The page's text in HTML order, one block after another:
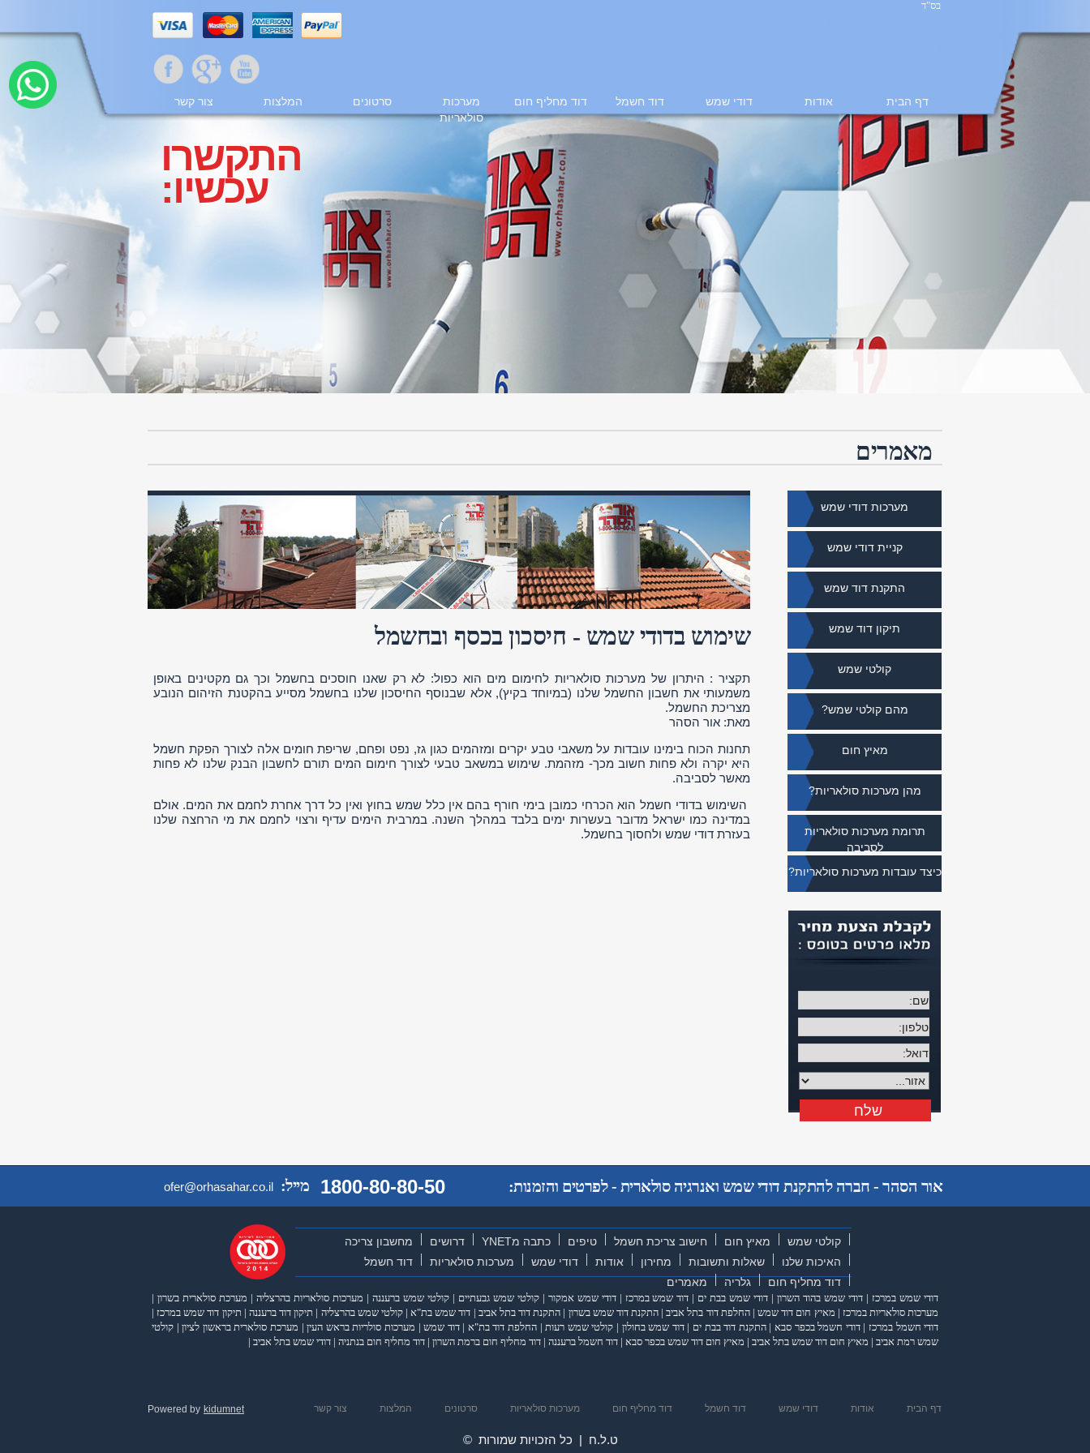
דף הבית אודות דודי שמש דוד חשמל דוד מחליף חום
מערכות
סולאריות
סרטונים המלצות צור קשר
בס"ד
התקשרו
עכשיו:
מאמרים
מהן מערכות סולאריות?
תרומת מערכות סולאריות
לסביבה
כיצד עובדות מערכות סולאריות?
שלח
מערכות דודי שמש
קניית דודי שמש
התקנת דוד שמש
תיקון דוד שמש
קולטי שמש
מהם קולטי שמש?
מאיץ חום
שימוש בדודי שמש - חיסכון בכסף ובחשמל
תקציר : היתרון של מערכות סולאריות לחימום מים הוא כפול: לא רק שאנו חוסכים בחשמל וכך גם מקטינים באופן
משמעותי את חשבון החשמל שלנו (במיוחד בקיץ), אלא שבנוסף החיסכון שלנו בחשמל מסייע בהקטנת הזיהום הנובע
מצריכת החשמל.
מאת: אור הסהר
תחנות הכוח בימינו עובדות על משאבי טבע יקרים ומזהמים כגון גז, נפט ופחם, שריפת חומים אלה לצורך הפקת חשמל
היא יקרה ולא פחות חשוב מכך- מזהמת. שימוש במשאב טבעי לצורך חימום המים תורם לחשבון הבנק שלנו לא פחות
מאשר לסביבה.
השימוש בדודי חשמל הוא הכרחי כמובן בימי חורף בהם אין כלל שמש בחוץ ואין כל דרך אחרת לחמם את המים. אולם
במדינה כמו ישראל מדובר בעשרות ימים בלבד במהלך השנה. במרבית הימים עדיף ורצוי לחמם את מי הרחצה שלנו
בעזרת דודי שמש ולחסוך בחשמל.
שלח
Powered by kidumnet דף הבית אודות דודי שמש דוד חשמל דוד מחליף חום מערכות סולאריות סרטונים המלצות צור קשר
דודי שמש במרכז| דודי שמש בהוד השרון| דודי שמש בבת ים | דוד שמש במרכז |דודי שמש אמקור |קולטי שמש גבעתיים |קולטי שמש ברעננה | מערכות סולאריות בהרצליה | מערכת סולארית בשרון |
מערכות סולאריות במרכז | מאיץ חום דוד שמש|החלפת דוד בתל אביב| התקנת דוד שמש בשרון | התקנת דוד בתל אביב | דוד שמש בת"א|קולטי שמש בהרצליה | תיקון דוד ברעננה | תיקון דוד שמש במרכז|
דודי חשמל במרכז |דודי חשמל בכפר סבא |התקנת דוד בבת ים |דוד שמש בחולון | קולטי שמש רעות| החלפת דוד בת"א |דוד שמש| מערכות סולריות בראש העין| מערכת סולארית בראשון לציון| קולטי
שמש רמת אביב | מאיץ חום דוד שמש בתל אביב | מאיץ חום דוד שמש בכפר סבא | דוד חשמל ברעננה | דוד מחליף חום ברמת השרון | דוד מחליף חום בנתניה | דודי שמש בתל אביב |
אור הסהר - חברה להתקנת דודי שמש ואנרגיה סולארית - לפרטים והזמנות: מייל:ofer@orhasahar.co.il
ט.ל.ח | כל הזכויות שמורות ©
קולטי שמש מאיץ חום חישוב צריכת חשמל טיפים כתבה מYNET דרושים
מחשבון צריכה
האיכות שלנו
שאלות ותשובות מחירון אודות דודי שמש מערכות סולאריות
דוד חשמל
דוד מחליף חום
גלריה מאמרים
1800-80-80-50